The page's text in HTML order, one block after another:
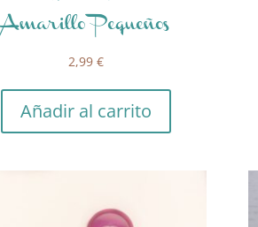
Amarillo Pequeños
2,99 €
Añadir al carrito